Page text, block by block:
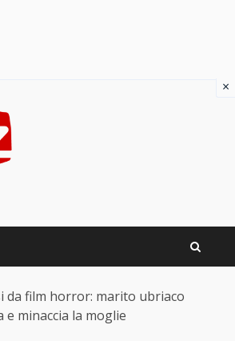
da film horror: marito ubriaco
minaccia la moglie
×